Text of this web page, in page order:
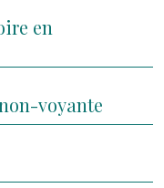
en
voyante